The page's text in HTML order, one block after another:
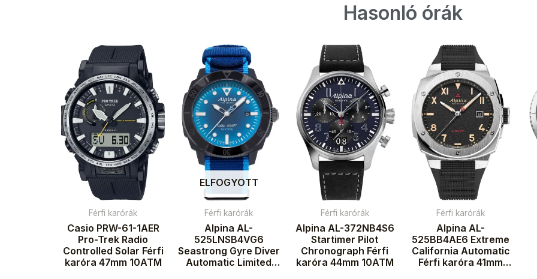
Hasonló órák
Férfi karórák
Casio PRW-61-1AER
Pro-Trek Radio
Controlled Solar Férfi
karóra 47mm 10ATM
ELFOGYOTT
Férfi karórák
Alpina AL-
525LNSB4VG6
Seastrong Gyre Diver
Automatic Limited
Férfi karórák
Alpina AL-372NB4S6
Startimer Pilot
Chronograph Férfi
karóra 44mm 10ATM
Férfi karórák
Alpina AL-
525BB4AE6 Extreme
California Automatic
Férfi karóra 41mm